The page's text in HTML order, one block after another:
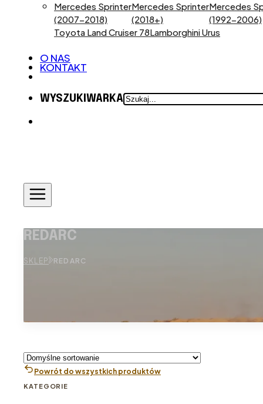
Mercedes Sprinter
(2007-2018)
Mercedes Sprinter
(2018+)
Mercedes
(1992-2006)
Toyota Land Cruiser 78Lamborghini Urus
O NAS
KONTAKT
WYSZUKIWARKASZUKAJ
REDARC
SKLEP REDARC
Powrót do wszystkich produktów
KATEGORIE